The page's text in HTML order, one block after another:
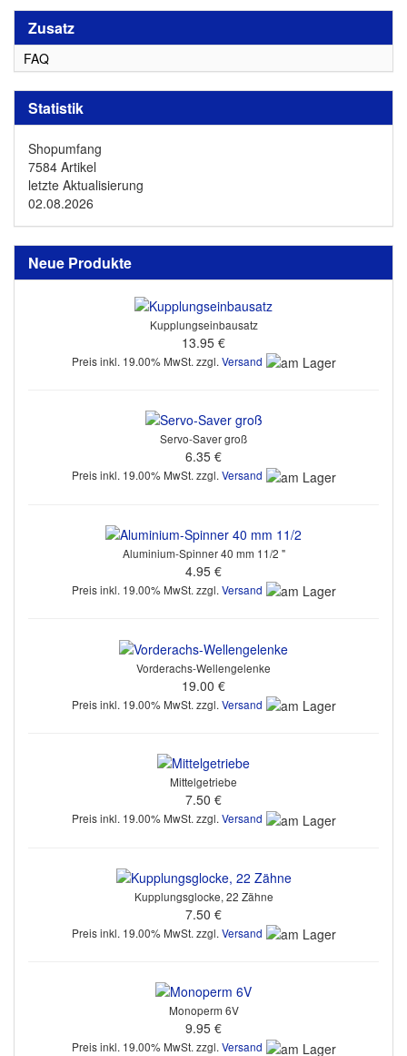
Zusatz
FAQ
Statistik
Shopumfang
7584 Artikel
letzte Aktualisierung
02.08.2026
Neue Produkte
Kupplungseinbausatz
13.95 €
Preis inkl. 19.00% MwSt. zzgl. Versand
Servo-Saver groß
6.35 €
Preis inkl. 19.00% MwSt. zzgl. Versand
Aluminium-Spinner 40 mm 11/2 "
4.95 €
Preis inkl. 19.00% MwSt. zzgl. Versand
Vorderachs-Wellengelenke
19.00 €
Preis inkl. 19.00% MwSt. zzgl. Versand
Mittelgetriebe
7.50 €
Preis inkl. 19.00% MwSt. zzgl. Versand
Kupplungsglocke, 22 Zähne
7.50 €
Preis inkl. 19.00% MwSt. zzgl. Versand
Monoperm 6V
9.95 €
Preis inkl. 19.00% MwSt. zzgl.Versand